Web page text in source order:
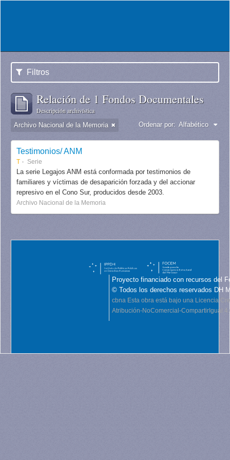
Filtros
Relación de 1 Fondos Documentales
Descripción archivística
Archivo Nacional de la Memoria Ordenar por: Alfabético
Testimonios/ ANM
T Serie
La serie Legajos ANM está conformada por testimonios de
familiares y víctimas de desaparición forzada y del accionar
represivo en el Cono Sur, producidos desde 2003.
Archivo Nacional de la Memoria
Proyecto financiado con recursos del
© Todos los derechos reservados DH
cbna Esta obra está bajo una Licencia
Atribución-NoComercial-CompartirIgual